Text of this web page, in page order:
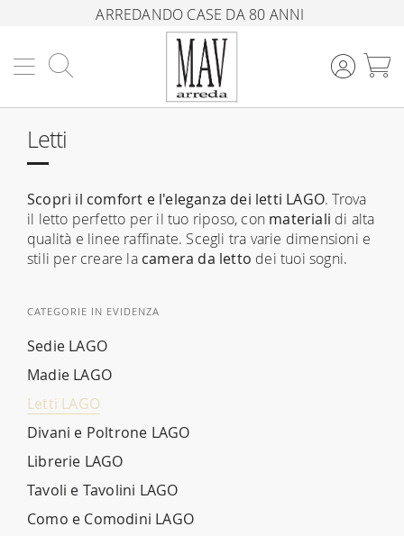
ARREDANDO CASE DA 80 ANNI
Letti
Scopri il comfort e l'eleganza dei letti LAGO. Trova
il letto perfetto per il tuo riposo, con materiali di alta
qualità e linee raffinate. Scegli tra varie dimensioni e
stili per creare la camera da letto dei tuoi sogni.
CATEGORIE IN EVIDENZA
Sedie LAGO
Madie LAGO
Letti LAGO
Divani e Poltrone LAGO
Librerie LAGO
Tavoli e Tavolini LAGO
Como e Comodini LAGO